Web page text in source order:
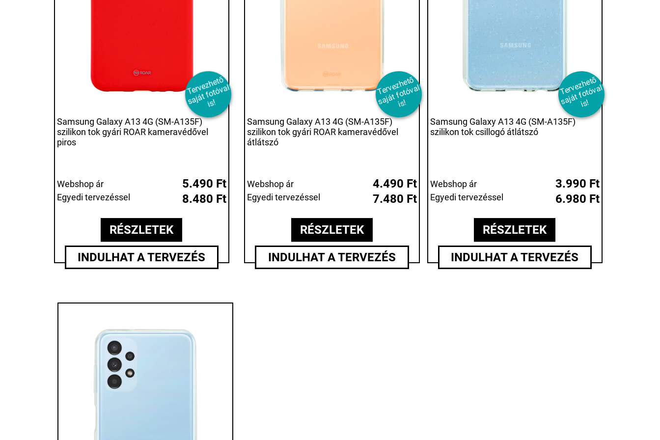
T
er
v
e
z
h
et
ő
s
aj
át
f
ot
ó
v
al
i
s!
Samsung Galaxy A13 4G (SM-A135F)
szilikon tok gyári ROAR kameravédővel
piros
Webshop ár 5.490 Ft
Egyedi tervezéssel 8.480 Ft
RÉSZLETEK
INDULHAT A TERVEZÉS
T
er
v
e
z
h
et
ő
s
aj
át
f
ot
ó
v
al
i
s!
Samsung Galaxy A13 4G (SM-A135F)
szilikon tok gyári ROAR kameravédővel
átlátszó
Webshop ár 4.490 Ft
Egyedi tervezéssel 7.480 Ft
RÉSZLETEK
INDULHAT A TERVEZÉS
T
er
v
e
z
h
et
ő
s
aj
át
f
ot
ó
v
al
i
s!
Samsung Galaxy A13 4G (SM-A135F)
szilikon tok csillogó átlátszó
Webshop ár 3.990 Ft
Egyedi tervezéssel 6.980 Ft
RÉSZLETEK
INDULHAT A TERVEZÉS